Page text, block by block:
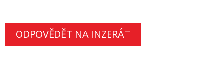
ODPOVĚDĚT NA INZERÁT